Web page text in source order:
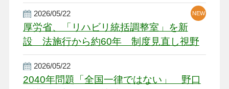
2026/05/22
厚労省、「リハビリ統括調整室」を新
設 法施行から約60年 制度見直し視野
NEW
2026/05/22
2040年問題「全国一律ではない」 野口